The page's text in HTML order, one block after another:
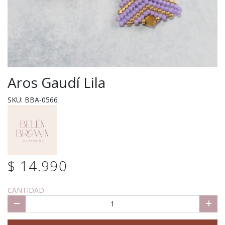
Aros Gaudí Lila
SKU: BBA-0566
$ 14.990
CANTIDAD